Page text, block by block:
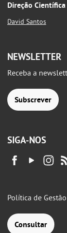
Direção Científica
David Santos
NEWSLETTER
Receba a
Subscrever
SIGA-NOS
Política de
Consultar